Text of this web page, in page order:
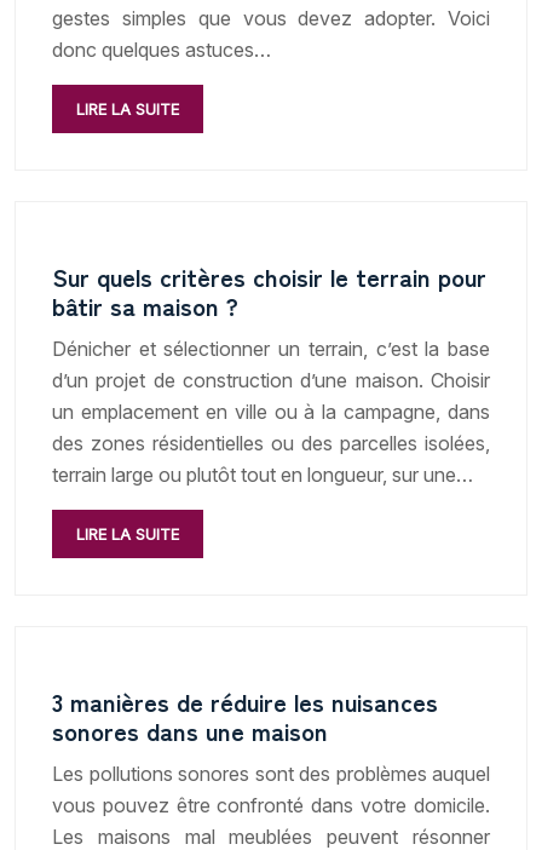
gestes simples que vous devez adopter. Voici
donc quelques astuces…
LIRE LA SUITE
Sur quels critères choisir le terrain pour
bâtir sa maison ?
Dénicher et sélectionner un terrain, c’est la base
d’un projet de construction d’une maison. Choisir
un emplacement en ville ou à la campagne, dans
des zones résidentielles ou des parcelles isolées,
terrain large ou plutôt tout en longueur, sur une…
LIRE LA SUITE
3 manières de réduire les nuisances
sonores dans une maison
Les pollutions sonores sont des problèmes auquel
vous pouvez être confronté dans votre domicile.
Les maisons mal meublées peuvent résonner